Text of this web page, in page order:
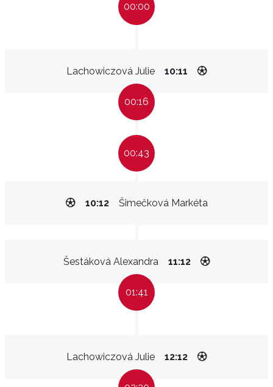
00:00
Lachowiczová Julie 10:11
00:16
00:43
Šimečková Markéta
10:12
Šestáková Alexandra 11:12
01:41
Lachowiczová Julie 12:12